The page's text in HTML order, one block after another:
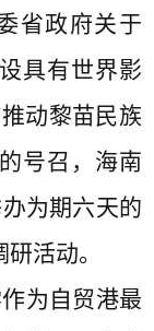
省政府关于
具有世界影
动黎苗民族
号召，海南
为期六天的
活动。
为自贸港最